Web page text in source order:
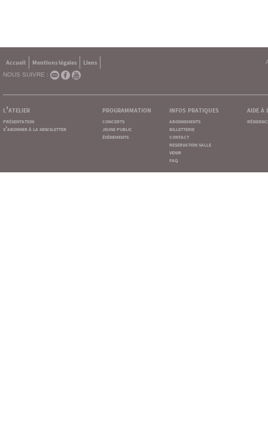
Accueil Mentions légales
Liens
NOUS SUIVRE :
l'atelier
présentation
s'abonner à la newsletter
programmation
concerts
jeune public
événements
infos pratiques
abonnements
billetterie
contact
reservation salle
venir
faq
aide